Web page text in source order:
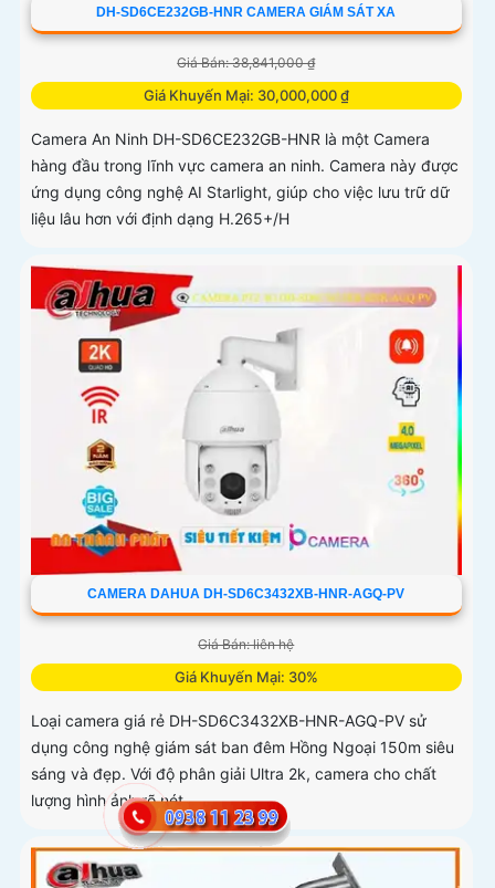
DH-SD6CE232GB-HNR CAMERA GIÁM SÁT XA
Giá Bán: 38,841,000 ₫
Giá Khuyến Mại: 30,000,000 ₫
Camera An Ninh DH-SD6CE232GB-HNR là một Camera
hàng đầu trong lĩnh vực camera an ninh. Camera này được
ứng dụng công nghệ AI Starlight, giúp cho việc lưu trữ dữ
liệu lâu hơn với định dạng H.265+/H
CAMERA DAHUA DH-SD6C3432XB-HNR-AGQ-PV
Giá Bán: liên hệ
Giá Khuyến Mại: 30%
Loại camera giá rẻ DH-SD6C3432XB-HNR-AGQ-PV sử
dụng công nghệ giám sát ban đêm Hồng Ngoại 150m siêu
sáng và đẹp. Với độ phân giải Ultra 2k, camera cho chất
lượng hình ảnh rõ nét